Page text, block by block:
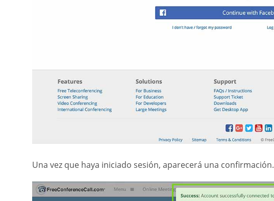
Una vez que haya iniciado sesión, aparecerá una confirmación.